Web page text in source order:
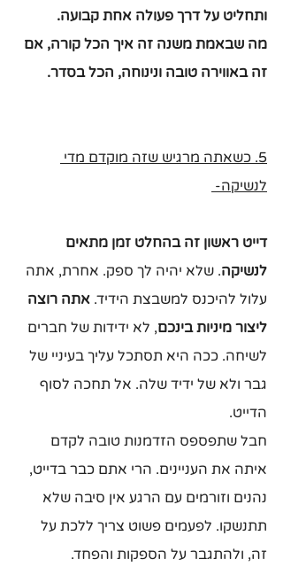
ותחליט על דרך פעולה אחת קבועה.
מה שבאמת משנה זה איך הכל קורה, אם
זה באווירה טובה ונינוחה, הכל בסדר.
5. כשאתה מרגיש שזה מוקדם מדי
לנשיקה-
דייט ראשון זה בהחלט זמן מתאים
לנשיקה. שלא יהיה לך ספק. אחרת, אתה
עלול להיכנס למשבצת הידיד. אתה רוצה
ליצור מיניות בינכם, לא ידידות של חברים
לשיחה. ככה היא תסתכל עליך בעיניי של
גבר ולא של ידיד שלה. אל תחכה לסוף
הדייט.
חבל שתפספס הזדמנות טובה לקדם
איתה את העניינים. הרי אתם כבר בדייט,
נהנים וזורמים עם הרגע אין סיבה שלא
תתנשקו. לפעמים פשוט צריך ללכת על
זה, ולהתגבר על הספקות והפחד.